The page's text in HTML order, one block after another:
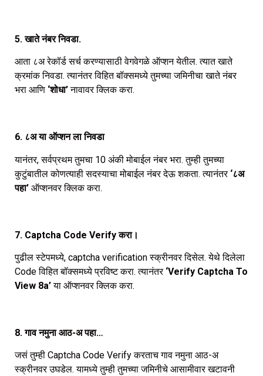
5. खाते नंबर निवडा.
आता ८अ रेकॉर्ड सर्च करण्यासाठी वेगवेगळे ऑप्शन येतील. त्यात खाते
क्रमांक निवडा. त्यानंतर विहित बॉक्समध्ये तुमच्या जमिनीचा खाते नंबर
भरा आणि ‘शोधा’नावावर क्लिक करा.
6. ८अ या ऑप्शन ला निवडा
यानंतर, सर्वप्रथम तुमचा 10 अंकी मोबाईल नंबर भरा. तुम्ही तुमच्या
कुटुंबातील कोणत्याही सदस्याचा मोबाईल नंबर देऊ शकता. त्यानंतर ‘८अ
पहा’ ऑप्शनवर क्लिक करा.
7. Captcha Code Verify करा।
पुढील स्टेपमध्ये, captcha verification स्क्रीनवर दिसेल. येथे दिलेला
Code विहित बॉक्समध्ये प्रविष्ट करा. त्यानंतर ‘Verify Captcha To
View 8a’या ऑप्शनवर क्लिक करा.
8. गाव नमुना आठ-अ पहा…
जसं तुम्ही Captcha Code Verify करताच गाव नमुना आठ-अ
स्क्रीनवर उघडेल. यामध्ये तुम्ही तुमच्या जमिनीचे आसामीवार खटावनी